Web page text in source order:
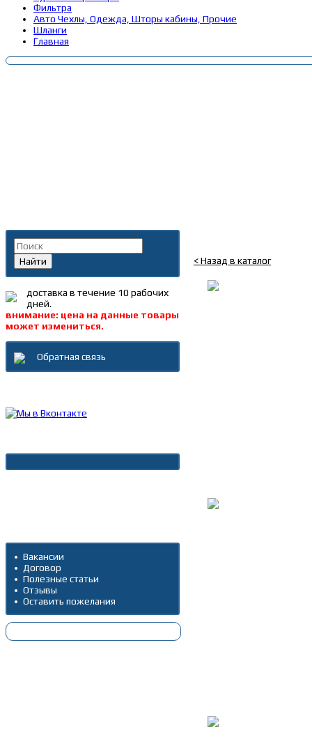
Фильтра
Авто Чехлы, Одежда, Шторы кабины, Прочие
Шланги
Главная
< Назад в каталог
Найти
доставка в течение 10 рабочих
дней.
внимание: цена на данные товары
может измениться.
Обратная связь
Вакансии
Договор
Полезные статьи
Отзывы
Оставить пожелания